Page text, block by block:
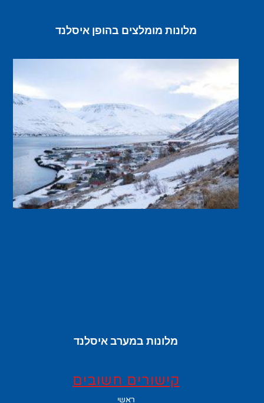
מלונות מומלצים בהופן איסלנד
מלונות במערב איסלנד
קישורים חשובים
ראשי